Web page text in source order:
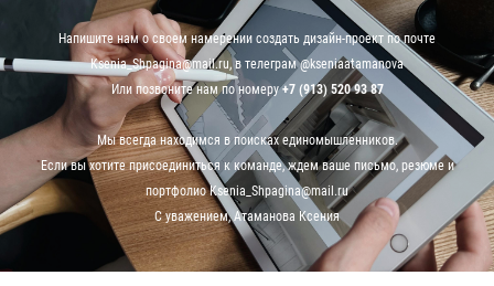
Напишите нам о своем намерении создать дизайн-проект по почте
Ksenia_Shpagina@mail.ru, в телеграм@kseniaatamanova
Или позвоните нам по номеру+7 (913) 520 93 87
Мы всегда находимся в поисках единомышленников.
Если вы хотите присоединиться к команде, ждем ваше письмо, резюме и
портфолио Ksenia_Shpagina@mail.ru
С уважением, Атаманова Ксения